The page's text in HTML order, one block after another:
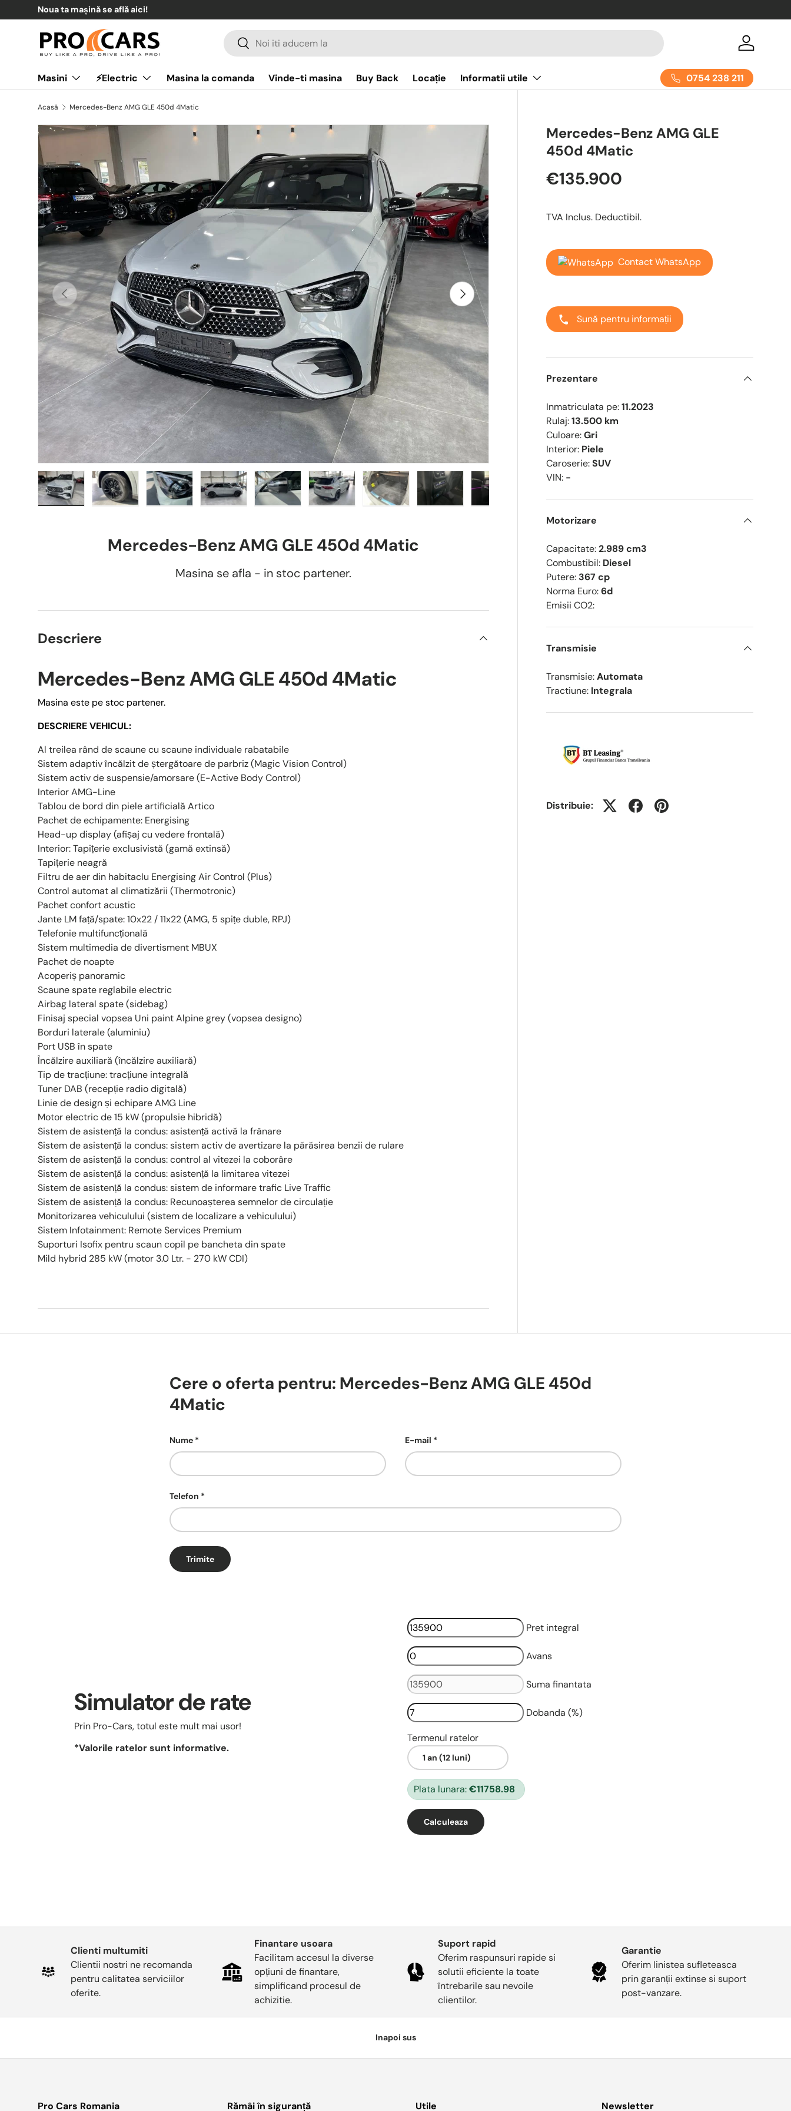
Sari la conținut
Noua ta mașină se află aici!
Căutare
Căutare
Masini ⚡Electric Masina la comanda Vinde-ti masina Buy Back Locație Informatii utile 0754 238 211
Acasă Mercedes-Benz AMG GLE 450d 4Matic
Anterior Următorul
Încărcați imaginea 1 în vizualizarea galeriei
Încărcați imaginea 2 în vizualizarea galeriei
Încărcați imaginea 3 în vizualizarea galeriei
Încărcați imaginea 4 în vizualizarea galeriei
Încărcați imaginea 5 în vizualizarea galeriei
Încărcați imaginea 6 în vizualizarea galeriei
Încărcați imaginea 7 în vizualizarea galeriei
Încărcați imaginea 8 în vizualizarea galeriei
Încărcați imaginea 9 în vizualizarea galeriei
Încărcați imaginea 10 în vizualizarea galeriei
Mercedes-Benz AMG GLE
450d 4Matic
€135.900
TVA Inclus. Deductibil.
Contact WhatsApp
Sună pentru informații
Prezentare
Inmatriculata pe:11.2023
Rulaj:13.500 km
Culoare:Gri
Interior: Piele
Caroserie:SUV
VIN: -
Motorizare
Capacitate:2.989 cm3
Combustibil: Diesel
Putere: 367 cp
Norma Euro:6d
Emisii CO2:
Transmisie
Transmisie:Automata
Tractiune: Integrala
Distribuie:
Mercedes-Benz AMG GLE 450d 4Matic
Masina se afla - in stoc partener.
Descriere
Mercedes-Benz AMG GLE 450d 4Matic
Masina este pe stoc partener.
DESCRIERE VEHICUL:
Al treilea rând de scaune cu scaune individuale rabatabile
Sistem adaptiv încălzit de ștergătoare de parbriz (Magic Vision Control)
Sistem activ de suspensie/amorsare (E-Active Body Control)
Interior AMG-Line
Tablou de bord din piele artificială Artico
Pachet de echipamente: Energising
Head-up display (afișaj cu vedere frontală)
Interior: Tapițerie exclusivistă (gamă extinsă)
Tapițerie neagră
Filtru de aer din habitaclu Energising Air Control (Plus)
Control automat al climatizării (Thermotronic)
Pachet confort acustic
Jante LM față/spate: 10x22 / 11x22 (AMG, 5 spițe duble, RPJ)
Telefonie multifuncțională
Sistem multimedia de divertisment MBUX
Pachet de noapte
Acoperiș panoramic
Scaune spate reglabile electric
Airbag lateral spate (sidebag)
Finisaj special vopsea Uni paint Alpine grey (vopsea designo)
Borduri laterale (aluminiu)
Port USB în spate
Încălzire auxiliară (încălzire auxiliară)
Tip de tracțiune: tracțiune integrală
Tuner DAB (recepție radio digitală)
Linie de design și echipare AMG Line
Motor electric de 15 kW (propulsie hibridă)
Sistem de asistență la condus: asistență activă la frânare
Sistem de asistență la condus: sistem activ de avertizare la părăsirea benzii de rulare
Sistem de asistență la condus: control al vitezei la coborâre
Sistem de asistență la condus: asistență la limitarea vitezei
Sistem de asistență la condus: sistem de informare trafic Live Traffic
Sistem de asistență la condus: Recunoașterea semnelor de circulație
Monitorizarea vehiculului (sistem de localizare a vehiculului)
Sistem Infotainment: Remote Services Premium
Suporturi Isofix pentru scaun copil pe bancheta din spate
Mild hybrid 285 kW (motor 3.0 Ltr. - 270 kW CDI)
Cere o oferta pentru: Mercedes-Benz AMG GLE 450d
4Matic
Nume E-mail
Telefon
Trimite
Simulator de rate
Prin Pro-Cars, totul este mult mai usor!
*Valorile ratelor sunt informative.
Pret integral
Avans
Suma finantata
Dobanda (%)
Termenul ratelor
Plata lunara:€11758.98
Calculeaza
Clienti multumiti
Clientii nostri ne recomanda
pentru calitatea serviciilor
oferite.
Finantare usoara
Facilitam accesul la diverse
opțiuni de finantare,
simplificand procesul de
achizitie.
Suport rapid
Oferim raspunsuri rapide si
solutii eficiente la toate
întrebarile sau nevoile
clientilor.
Garantie
Oferim linistea sufleteasca
prin garanții extinse si suport
post-vanzare.
Inapoi sus
Pro Cars Romania Rămâi în siguranță Utile Newsletter